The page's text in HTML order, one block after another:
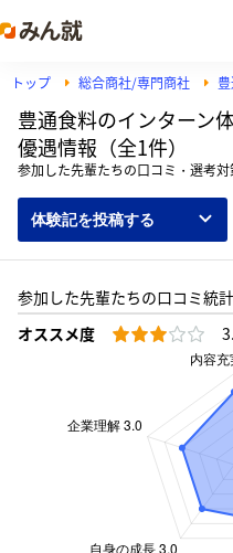
トップ 総合商社/専門商社
豊通食料のインターン
優遇情報（全1件）
参加した先輩たちの口コミ・選考対
体験記を投稿する
参加した先輩たちの口コミ統
オススメ度